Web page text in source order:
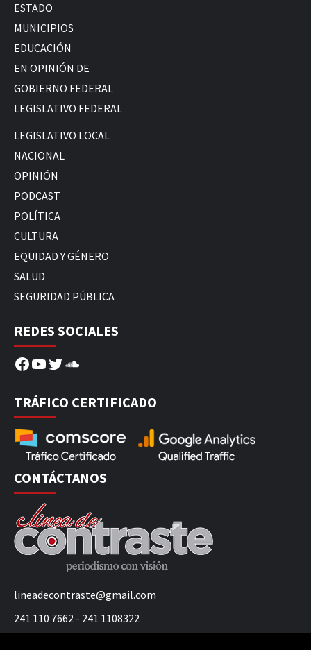
ESTADO
MUNICIPIOS
EDUCACIÓN
EN OPINIÓN DE
GOBIERNO FEDERAL
LEGISLATIVO FEDERAL
LEGISLATIVO LOCAL
NACIONAL
OPINIÓN
PODCAST
POLÍTICA
CULTURA
EQUIDAD Y GÉNERO
SALUD
SEGURIDAD PÚBLICA
REDES SOCIALES
Facebook
YouTube
Twitter
SoundCloud
TRÁFICO CERTIFICADO
CONTÁCTANOS
lineadecontraste@gmail.com
241 110 7662 - 241 1108322